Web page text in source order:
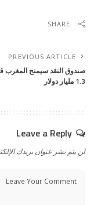
SHARE
PREVIOUS ARTICLE
صندوق النقد سيمنح المغرب
1.3 مليار دولار
Leave a Reply
لن يتم نشر عنوان بريدك